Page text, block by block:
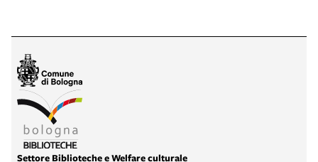
Settore Biblioteche e Welfare culturale